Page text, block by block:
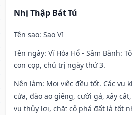
Nhị Thập Bát Tú
Tên sao: Sao Vĩ
Tên ngày: Vĩ Hỏa Hổ - Sầm Bành:
con cọp, chủ trị ngày thứ 3.
Nên làm: Mọi việc đều tốt. Các vụ
cửa, đào ao giếng, cưới gả, xây
vụ thủy lợi, chặt cỏ phá đất là tốt